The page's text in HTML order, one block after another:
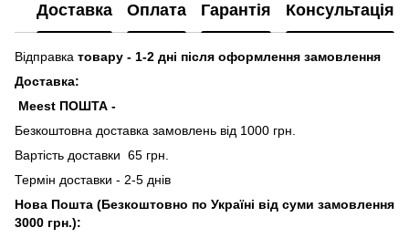
Доставка Оплата Гарантія Консультація
Відправка товару - 1-2 дні після оформлення замовлення
Доставка:
Meest ПОШТА -
Безкоштовна доставка замовлень від 1000 грн.
Вартість доставки 65 грн.
Термін доставки - 2-5 днів
Нова Пошта (Безкоштовно по Україні від суми замовлення
3000 грн.):